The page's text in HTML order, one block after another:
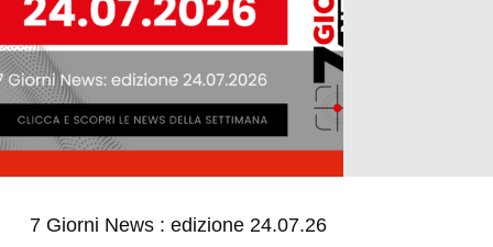
7 Giorni News : edizione 24.07.26